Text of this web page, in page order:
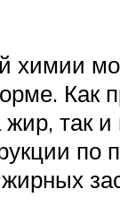
химии
Как
жир, так
по